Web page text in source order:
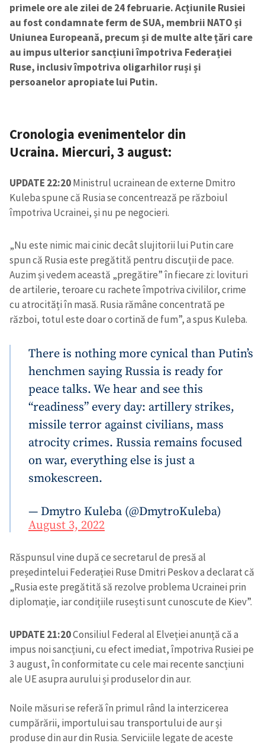
primele ore ale zilei de 24 februarie. Acțiunile Rusiei
au fost condamnate ferm de SUA, membrii NATO și
Uniunea Europeană, precum și de multe alte țări care
au impus ulterior sancțiuni împotriva Federației
Ruse, inclusiv împotriva oligarhilor ruși și
persoanelor apropiate lui Putin.
Cronologia evenimentelor din
Ucraina. Miercuri, 3 august:
UPDATE 22:20Ministrul ucrainean de externe Dmitro
Kuleba spune că Rusia se concentrează pe războiul
împotriva Ucrainei, și nu pe negocieri.
„Nu este nimic mai cinic decât slujitorii lui Putin care
spun că Rusia este pregătită pentru discuții de pace.
Auzim și vedem această „pregătire” în fiecare zi: lovituri
de artilerie, teroare cu rachete împotriva civililor, crime
cu atrocități în masă. Rusia rămâne concentrată pe
război, totul este doar o cortină de fum”, a spus Kuleba.
There is nothing more cynical than Putin’s
henchmen saying Russia is ready for
peace talks. We hear and see this
“readiness” every day: artillery strikes,
missile terror against civilians, mass
atrocity crimes. Russia remains focused
on war, everything else is just a
smokescreen.
— Dmytro Kuleba (@DmytroKuleba)
August 3, 2022
Răspunsul vine după ce secretarul de presă al
președintelui Federației Ruse Dmitri Peskov a declarat că
„Rusia este pregătită să rezolve problema Ucrainei prin
diplomație, iar condițiile rusești sunt cunoscute de Kiev”.
UPDATE 21:20Consiliul Federal al Elveției anunță că a
impus noi sancțiuni, cu efect imediat, împotriva Rusiei pe
3 august, în conformitate cu cele mai recente sancțiuni
ale UE asupra aurului și produselor din aur.
Noile măsuri se referă în primul rând la interzicerea
cumpărării, importului sau transportului de aur și
produse din aur din Rusia. Serviciile legate de aceste